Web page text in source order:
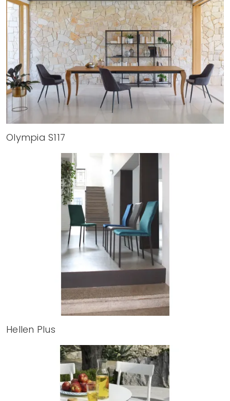
Olympia S117
Hellen Plus